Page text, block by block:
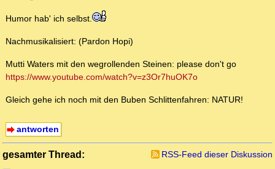
Humor hab' ich selbst.
Nachmusikalisiert: (Pardon Hopi)
Mutti Waters mit den wegrollenden Steinen: please don't go
https://www.youtube.com/watch?v=z3Or7huOK7o
Gleich gehe ich noch mit den Buben Schlittenfahren: NATUR!
antworten
gesamter Thread:
RSS-Feed dieser Diskussion